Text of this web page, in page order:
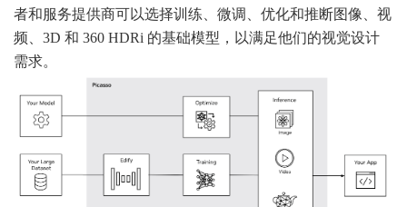
者和服务提供商可以选择训练、微调、优化和推断图像、视
频、3D 和 360 HDRi 的基础模型，以满足他们的视觉设计
需求。